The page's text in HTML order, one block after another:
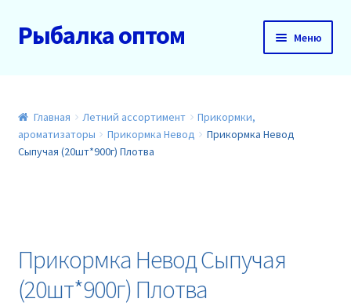
Перейти
к
Перейти
к
Рыбалка оптом Меню
О нас
Доставка и оплата
Прайс
Главная Летний ассортимент
Прикормки,
ароматизаторы
Прикормка Невод
Прикормка Невод
Сыпучая (20шт*900г) Плотва
Прикормка Невод Сыпучая
(20шт*900г) Плотва